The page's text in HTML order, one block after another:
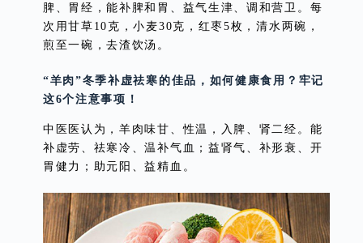
脾、胃经，能补脾和胃、益气生津、调和营卫。每
次用甘草10克，小麦30克，红枣5枚，清水两碗，
煎至一碗，去渣饮汤。
“羊肉”冬季补虚祛寒的佳品，如何健康食用？牢记
这6个注意事项！
中医医认为，羊肉味甘、性温，入脾、肾二经。能
补虚劳、祛寒冷、温补气血；益肾气、补形衰、开
胃健力；助元阳、益精血。